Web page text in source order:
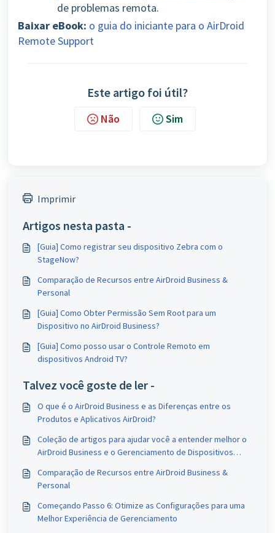
de problemas remota.
Baixar eBook: o guia do iniciante para o AirDroid
Remote Support
Este artigo foi útil?
Não Sim
Imprimir
Artigos nesta pasta -
[Guia] Como registrar seu dispositivo Zebra com o
StageNow?
Comparação de Recursos entre AirDroid Business &
Personal
[Guia] Como Obter Permissão Sem Root para um
Dispositivo no AirDroid Business?
[Guia] Como posso usar o Controle Remoto em
dispositivos Android TV?
Talvez você goste de ler -
O que é o AirDroid Business e as Diferenças entre os
Produtos e Aplicativos AirDroid?
Coleção de artigos para ajudar você a entender melhor o
AirDroid Business e o Gerenciamento de Dispositivos
Comparação de Recursos entre AirDroid Business &
Personal
Começando Passo 6: Otimize as Configurações para uma
Melhor Experiência de Gerenciamento